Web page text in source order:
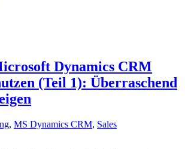
Dynamics CRM
(Teil 1): Überraschend
, MS Dynamics CRM, Sales